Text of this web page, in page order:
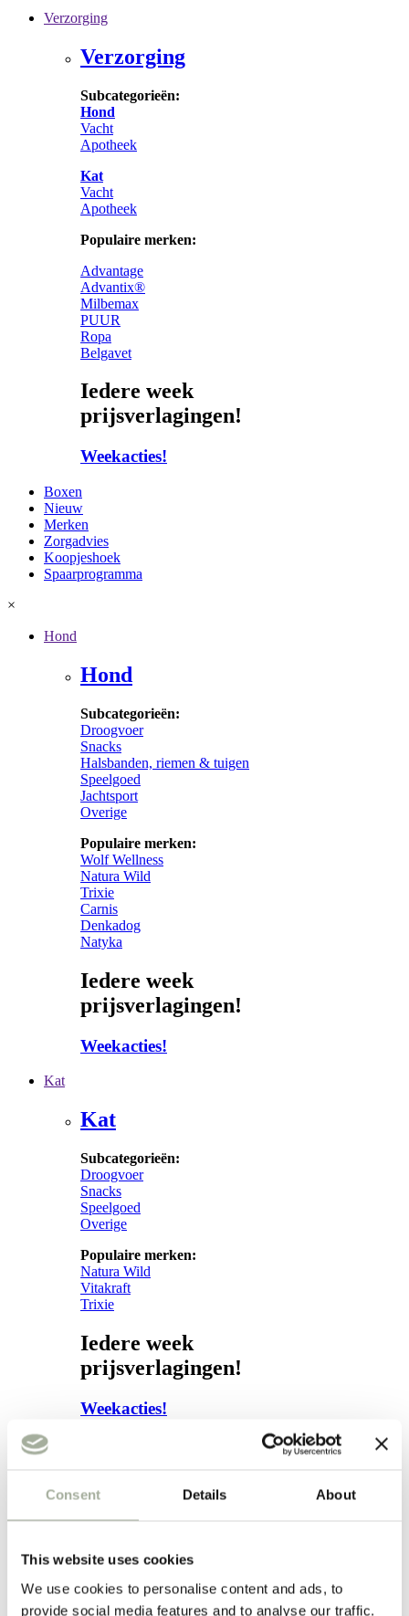
Consent Details About
This website uses cookies
We use cookies to personalise content and ads, to
provide social media features and to analyse our traffic.
Verzorging
Verzorging
Subcategorieën:
Hond
Vacht
Apotheek
Kat
Vacht
Apotheek
Populaire merken:
Advantage
Advantix®
Milbemax
PUUR
Ropa
Belgavet
Iedere week
prijsverlagingen!
Weekacties!
Boxen
Nieuw
Merken
Zorgadvies
Koopjeshoek
Spaarprogramma
×
Hond
Hond
Subcategorieën:
Droogvoer
Snacks
Halsbanden, riemen & tuigen
Speelgoed
Jachtsport
Overige
Populaire merken:
Wolf Wellness
Natura Wild
Trixie
Carnis
Denkadog
Natyka
Iedere week
prijsverlagingen!
Weekacties!
Kat
Kat
Subcategorieën:
Droogvoer
Snacks
Speelgoed
Overige
Populaire merken:
Natura Wild
Vitakraft
Trixie
Iedere week
prijsverlagingen!
Weekacties!
Verzorging
Subcategorieën:
Vacht
Kat